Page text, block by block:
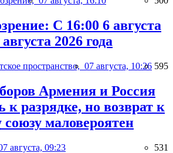
С 16:00 6 августа
2026 года
пространство, 07 августа, 10:26 595
Армения и Россия
к разрядке, но возврат к
маловероятен
августа, 09:23 531